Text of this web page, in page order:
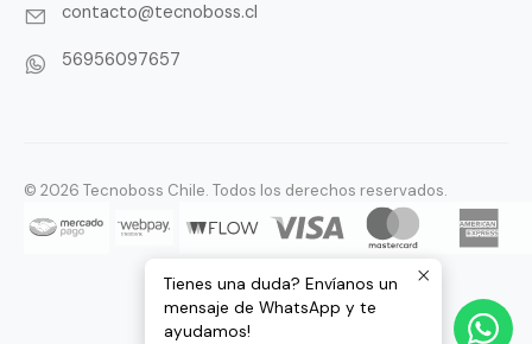
contacto@tecnoboss.cl
56956097657
© 2026 Tecnoboss Chile. Todos los derechos reservados.
Tienes una duda? Envíanos un
mensaje de WhatsApp y te
ayudamos!